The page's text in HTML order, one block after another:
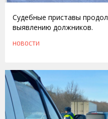
Судебные приставы
выявлению должников.
НОВОСТИ